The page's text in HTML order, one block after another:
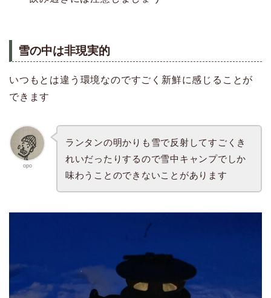
雪の中は非現実的
いつもとは違う環境なのですごく新鮮に感じることが
できます
opo
ランタンの明かりも雪で反射してすごくき
れいだったりするので雪中キャンプでしか
味わうことのできないことがあります